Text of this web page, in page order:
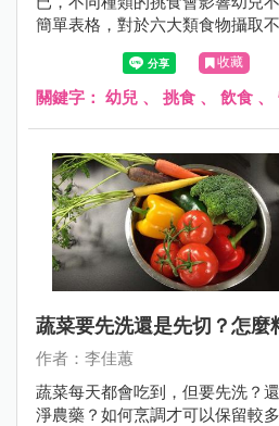
簡單表格，對於六大類食物攝取
小，嚴重還會造成發育不良，所
收藏
關鍵字： 幼兒 、 挑食 、 飲食 、
蔬菜要先洗還是先切？怎麼
作者：李佳蕙
蔬菜每天都會吃到，但要先洗？
淨農藥？如何烹調才可以保留較